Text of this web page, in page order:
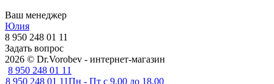
Ваш менеджер
Юлия
8 950 248 01 11
Задать вопрос
2026 © Dr.Vorobev - интернет-магазин
8 950 248 01 11
8 950 248 01 11Пн - Пт с 9.00 до 18.00